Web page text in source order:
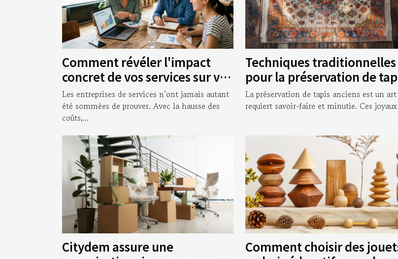
Comment révéler l'impact
concret de vos services sur vos
clients
Les entreprises de services n’ont jamais autant
été sommées de prouver. Avec la hausse des
coûts,...
Techniques traditionnelles
pour la préservation de
anciens
La préservation de tapis anciens est un
requiert savoir-faire et minutie. Ces joyaux
Citydem assure une
Comment choisir des